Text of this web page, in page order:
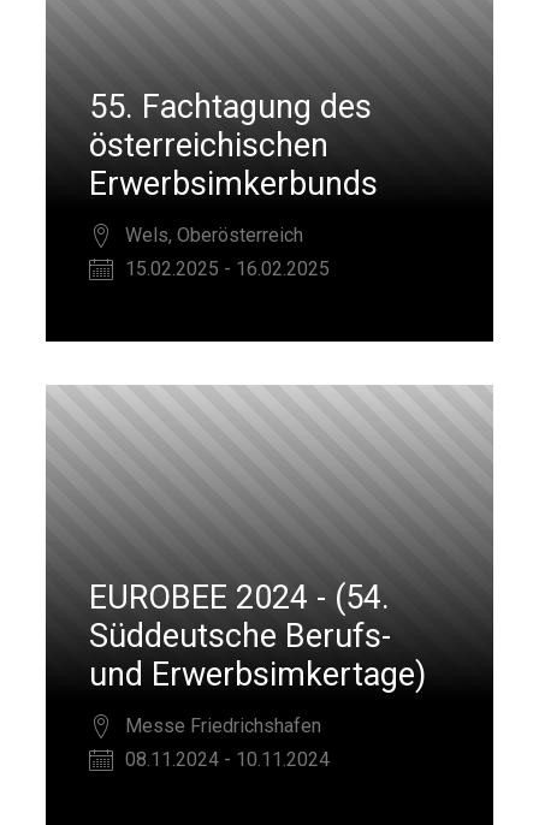
55. Fachtagung des
österreichischen
Erwerbsimkerbunds
Wels, Oberösterreich
15.02.2025 - 16.02.2025
EUROBEE 2024 - (54.
Süddeutsche Berufs-
und Erwerbsimkertage)
Messe Friedrichshafen
08.11.2024 - 10.11.2024